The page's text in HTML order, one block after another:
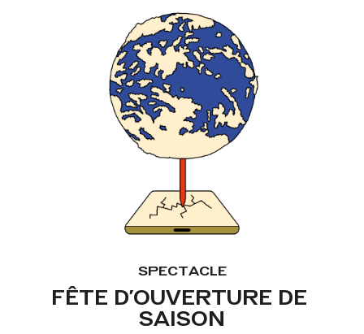
SPECTACLE
FÊTE D'OUVERTURE DE
SAISON